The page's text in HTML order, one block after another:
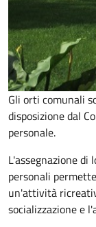
Gli orti comunali
disposizione dal
personale.
L'assegnazione
personali
un'attività
socializzazione e